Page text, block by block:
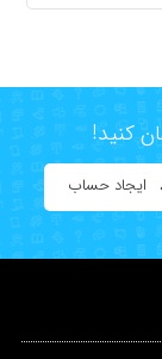
ایجاد حساب